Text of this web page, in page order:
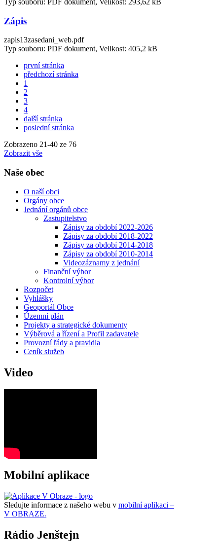
Zápis
zapis13zasedani_web.pdf
Typ souboru: PDF dokument, Velikost: 405,2 kB
první stránka
předchozí stránka
1
2
3
4
další stránka
poslední stránka
Zobrazeno 21-40 ze 76
Zobrazit vše
Naše obec
O naší obci
Orgány obce
Jednání orgánů obce
Zastupitelstvo
Zápisy za období 2022-2026
Zápisy za období 2018-2022
Zápisy za období 2014-2018
Zápisy za období 2010-2014
Videozáznamy z jednání
Finanční výbor
Kontrolní výbor
Rozpočet
Vyhlášky
Geoportál Obce
Územní plán
Projekty a strategické dokumenty
Výběrová a řízení a Profil zadavatele
Provozní řády a pravidla
Ceník služeb
Video
Mobilní aplikace
Sledujte informace z našeho webu v mobilní aplikaci –
V OBRAZE.
Rádio Jenštejn